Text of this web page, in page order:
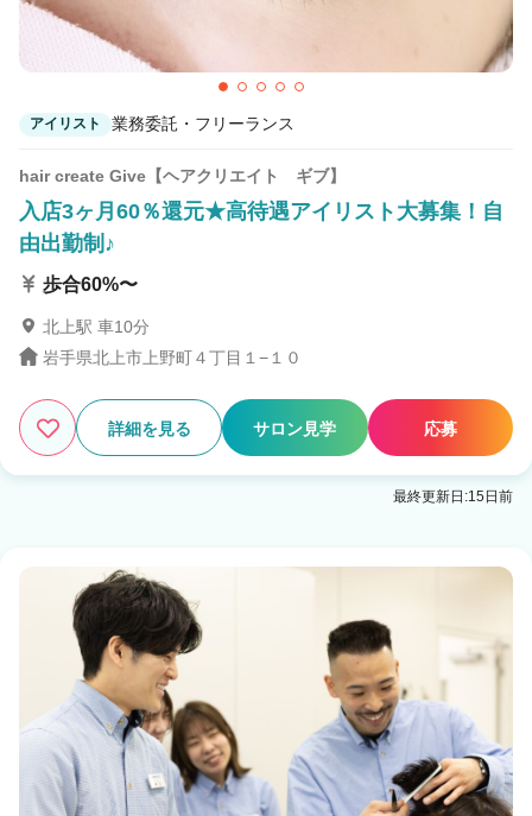
アイリスト 業務委託・フリーランス
hair create Give【ヘアクリエイト ギブ】
入店3ヶ月60％還元★高待遇アイリスト大募集！自
由出勤制♪
歩合60%〜
北上駅 車10分
岩手県北上市上野町４丁目１−１０
詳細を見る サロン見学 応募
最終更新日:15日前